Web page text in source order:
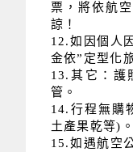
票，將依航
諒！
12.如因個人
金依”定型化
13.其它：護
管。
14.行程無購
土產果乾等)。
15.如遇航空